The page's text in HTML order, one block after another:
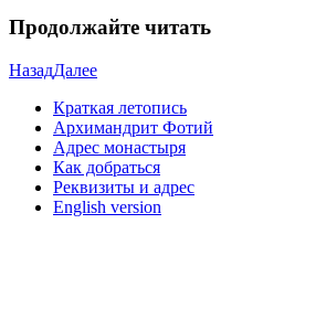
Продолжайте читать
НазадДалее
Краткая летопись
Архимандрит Фотий
Адрес монастыря
Как добраться
Реквизиты и адрес
English version